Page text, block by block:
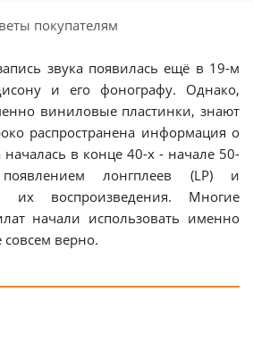
покупателям
звука появилась ещё в 19-м
и его фонографу. Однако,
виниловые пластинки, знают
распространена информация о
в конце 40-х - начале 50-
лонгплеев (LP) и
их воспроизведения. Многие
начали использовать именно
совсем верно.